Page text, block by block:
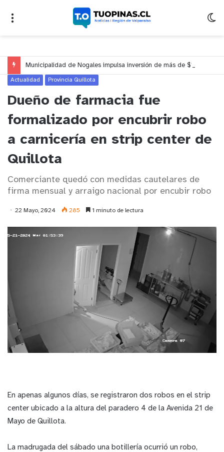
Actualidad Provincia Quillota
Dueño de farmacia fue
formalizado por encubrir robo
a carnicería en strip center de
Quillota
Comerciante quedó con medidas cautelares de
firma mensual y arraigo nacional por encubir robo
22 Mayo, 2024 285 1 minuto de lectura
En apenas algunos días, se registraron dos robos en el strip
center ubicado a la altura del paradero 4 de la Avenida 21 de
Mayo de Quillota.
La madrugada del sábado una botillería ocurrió un robo,